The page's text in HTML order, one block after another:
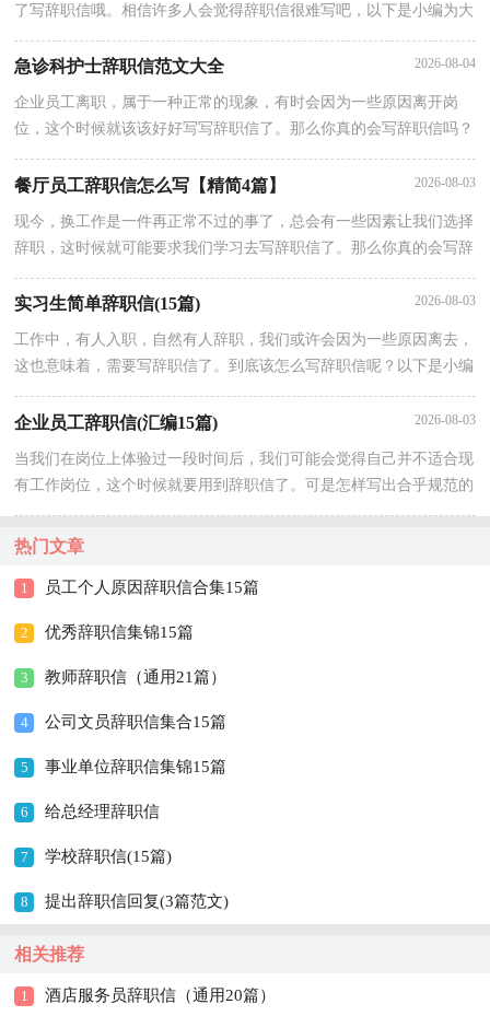
了写辞职信哦。相信许多人会觉得辞职信很难写吧，以下是小编为大
急诊科护士辞职信范文大全 2026-08-04
企业员工离职，属于一种正常的现象，有时会因为一些原因离开岗
位，这个时候就该该好好写写辞职信了。那么你真的会写辞职信吗？
下面是小编帮大家整理的急诊科护士辞职信范文大全，希望能够帮助
到
餐厅员工辞职信怎么写【精简4篇】 2026-08-03
现今，换工作是一件再正常不过的事了，总会有一些因素让我们选择
辞职，这时候就可能要求我们学习去写辞职信了。那么你真的会写辞
实习生简单辞职信(15篇) 2026-08-03
工作中，有人入职，自然有人辞职，我们或许会因为一些原因离去，
这也意味着，需要写辞职信了。到底该怎么写辞职信呢？以下是小编
精心整理的实习生简单辞职信，欢迎大家借鉴与参考，希望对大家有
企业员工辞职信(汇编15篇) 2026-08-03
当我们在岗位上体验过一段时间后，我们可能会觉得自己并不适合现
有工作岗位，这个时候就要用到辞职信了。可是怎样写出合乎规范的
热门文章
1 员工个人原因辞职信合集15篇
2 优秀辞职信集锦15篇
3 教师辞职信（通用21篇）
4 公司文员辞职信集合15篇
5 事业单位辞职信集锦15篇
6 给总经理辞职信
7 学校辞职信(15篇)
8 提出辞职信回复(3篇范文)
相关推荐
1 酒店服务员辞职信（通用20篇）